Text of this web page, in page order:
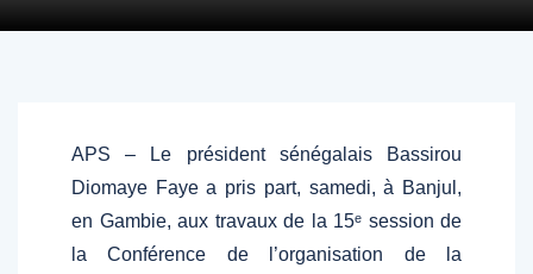
APS – Le président sénégalais Bassirou
Diomaye Faye a pris part, samedi, à Banjul,
en Gambie, aux travaux de la 15ᵉ session de
la Conférence de l’organisation de la